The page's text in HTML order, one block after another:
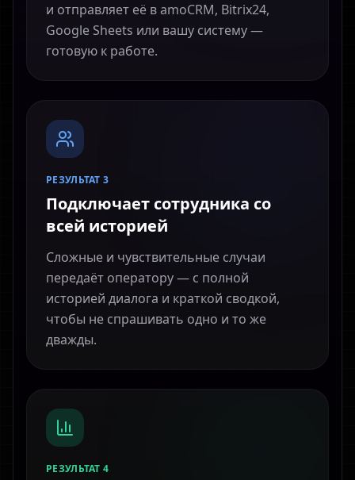
и отправляет её в amoCRM, Bitrix24,
Google Sheets или вашу систему —
готовую к работе.
РЕЗУЛЬТАТ 3
Подключает сотрудника со
всей историей
Сложные и чувствительные случаи
передаёт оператору — с полной
историей диалога и краткой сводкой,
чтобы не спрашивать одно и то же
дважды.
РЕЗУЛЬТАТ 4